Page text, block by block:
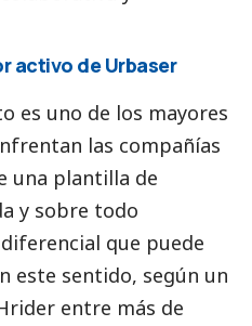
activo deUrbaser
es uno de los mayores
las compañías
una plantilla de
y sobre todo
que puede
este sentido, según un
entre más de